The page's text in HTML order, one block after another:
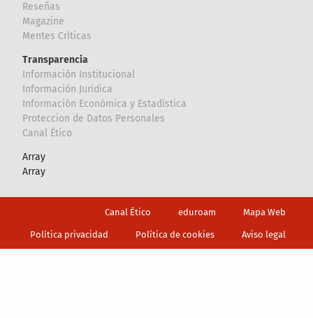
Reseñas
Magazine
Mentes Críticas
Transparencia
Información Institucional
Información Jurídica
Información Económica y Estadística
Proteccion de Datos Personales
Canal Ético
Array
Array
Canal Ético eduroam Mapa Web
Política privacidad Política de cookies Aviso legal